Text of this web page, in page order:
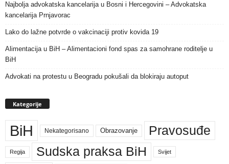
Najbolja advokatska kancelarija u Bosni i Hercegovini – Advokatska
kancelarija Prnjavorac
Lako do lažne potvrde o vakcinaciji protiv kovida 19
Alimentacija u BiH – Alimentacioni fond spas za samohrane roditelje u
BiH
Advokati na protestu u Beogradu pokušali da blokiraju autoput
Kategorije
BiH Nekategorisano Obrazovanje Pravosuđe
Regija Sudska praksa BiH Svijet